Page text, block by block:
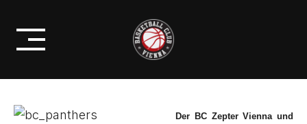
content
BCV GEGEN DIE PANTHERS ZUM
5. ABL-SIEG
Der BC Zepter Vienna und